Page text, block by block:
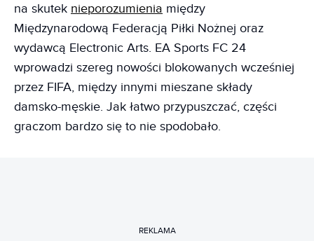
na skutek nieporozumienia między
Międzynarodową Federacją Piłki Nożnej oraz
wydawcą Electronic Arts. EA Sports FC 24
wprowadzi szereg nowości blokowanych wcześniej
przez FIFA, między innymi mieszane składy
damsko-męskie. Jak łatwo przypuszczać, części
graczom bardzo się to nie spodobało.
REKLAMA